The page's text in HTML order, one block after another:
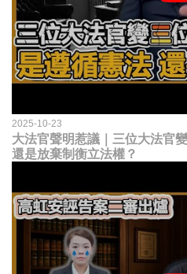
2025-10-23
大法官聲明惹議｜三位大法官
還是放棄制衡立法權？